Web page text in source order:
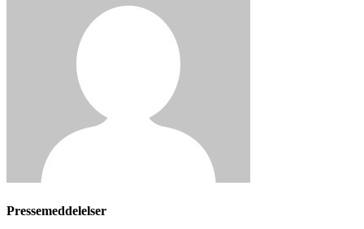
Pressemeddelelser